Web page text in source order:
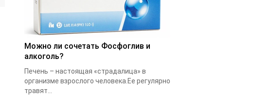
Можно ли сочетать Фосфоглив и
алкоголь?
Печень – настоящая «страдалица» в
организме взрослого человека.Ее регулярно
травят...